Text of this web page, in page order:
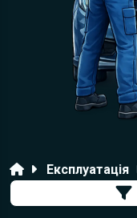
ГоловнаЕксплуатація